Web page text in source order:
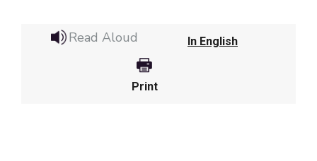
Read Aloud In English
Print
Click the icon above to copy the url link to your
clipboard.
Paste the link into the location in which you
share assignments with students. Examples
might include, but are not limited to Canvas,